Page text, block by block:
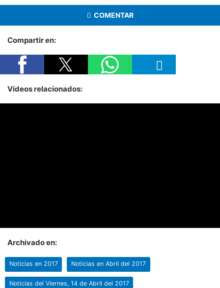
COMENTAR
Compartir en:
Vídeos relacionados:
Archivado en:
Noticias en 2017 Noticias en Abril del 2017
Noticias del Viernes, 14 de Abril del 2017